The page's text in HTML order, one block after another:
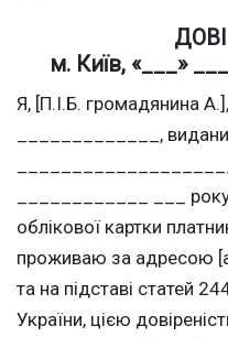
м. Київ, «___»
Я, [П.І.Б. громадянина
_____________,
____________ ___
облікової картки
проживаю за адресою
та на підставі статей
України, цією